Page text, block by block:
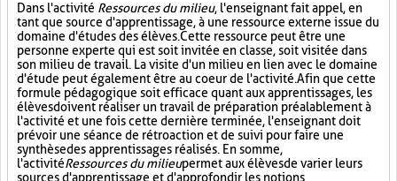
Dans l'activité Ressources du milieu, l'enseignant fait appel, en
tant que source d'apprentissage, à une ressource externe issue du
domaine d'études des élèves. Cette ressource peut être une
personne experte qui est soit invitée en classe, soit visitée dans
son milieu de travail. La visite d'un milieu en lien avec le domaine
d'étude peut également être au coeur de l'activité. Afin que cette
formule pédagogique soit efficace quant aux apprentissages, les
élèves doivent réaliser un travail de préparation préalablement à
l'activité et une fois cette dernière terminée, l'enseignant doit
prévoir une séance de rétroaction et de suivi pour faire une
synthèse des apprentissages réalisés. En somme,
l'activitéRessources du milieupermet aux élèves de varier leurs
sources d'apprentissage et d'approfondir les notions